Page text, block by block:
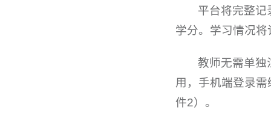
平台将完整记
学分。学习情况
教师无需单独
用，手机端登录
件2）。